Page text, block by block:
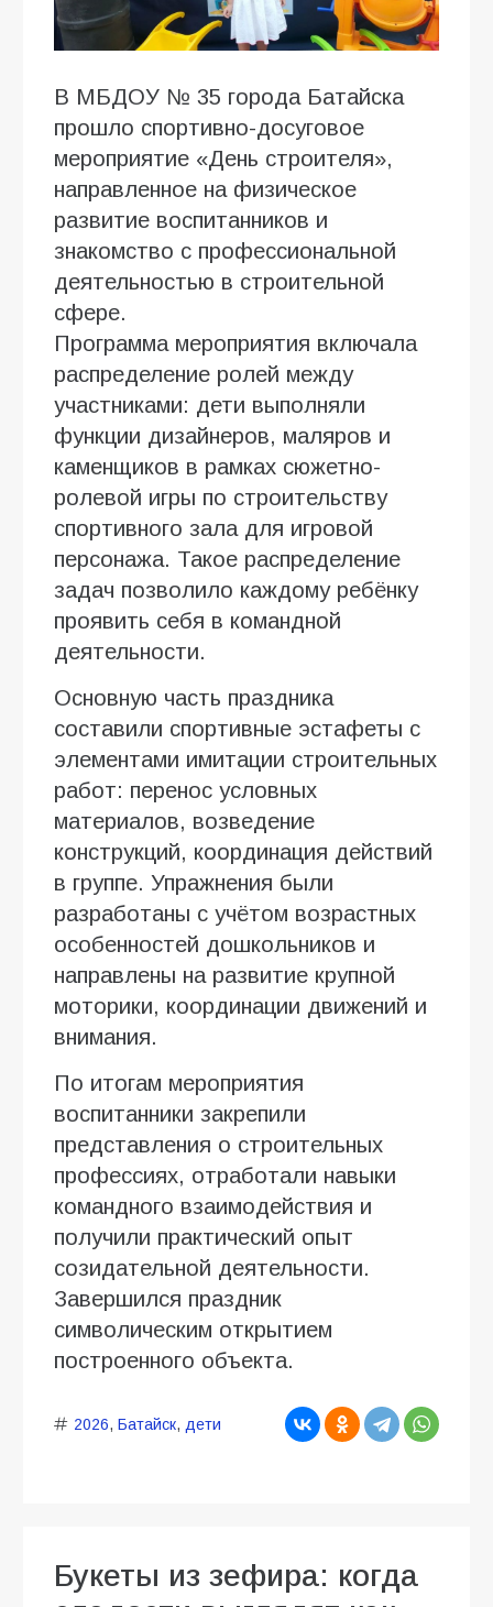
В МБДОУ № 35 города Батайска
прошло спортивно-досуговое
мероприятие «День строителя»,
направленное на физическое
развитие воспитанников и
знакомство с профессиональной
деятельностью в строительной
сфере.
Программа мероприятия включала
распределение ролей между
участниками: дети выполняли
функции дизайнеров, маляров и
каменщиков в рамках сюжетно-
ролевой игры по строительству
спортивного зала для игровой
персонажа. Такое распределение
задач позволило каждому ребёнку
проявить себя в командной
деятельности.
Основную часть праздника
составили спортивные эстафеты с
элементами имитации строительных
работ: перенос условных
материалов, возведение
конструкций, координация действий
в группе. Упражнения были
разработаны с учётом возрастных
особенностей дошкольников и
направлены на развитие крупной
моторики, координации движений и
внимания.
По итогам мероприятия
воспитанники закрепили
представления о строительных
профессиях, отработали навыки
командного взаимодействия и
получили практический опыт
созидательной деятельности.
Завершился праздник
символическим открытием
построенного объекта.
2026, Батайск, дети
Букеты из зефира: когда